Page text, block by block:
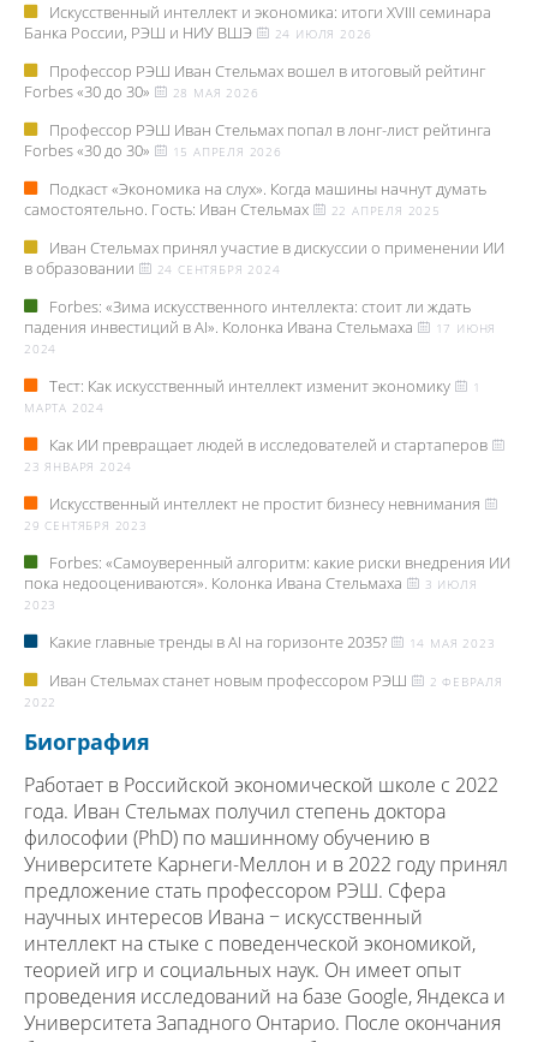
Искусственный интеллект и экономика: итоги XVIII семинара
Банка России, РЭШ и НИУ ВШЭ
24 ИЮЛЯ 2026
Профессор РЭШ Иван Стельмах вошел в итоговый рейтинг
Forbes «30 до 30»
28 МАЯ 2026
Профессор РЭШ Иван Стельмах попал в лонг-лист рейтинга
Forbes «30 до 30»
15 АПРЕЛЯ 2026
Подкаст «Экономика на слух». Когда машины начнут думать
самостоятельно. Гость: Иван Стельмах
22 АПРЕЛЯ 2025
Иван Стельмах принял участие в дискуссии о применении ИИ
в образовании
24 СЕНТЯБРЯ 2024
Forbes: «Зима искусственного интеллекта: стоит ли ждать
падения инвестиций в AI». Колонка Ивана Стельмаха
17 ИЮНЯ
2024
Тест: Как искусственный интеллект изменит экономику
1
МАРТА 2024
Как ИИ превращает людей в исследователей и стартаперов
23 ЯНВАРЯ 2024
Искусственный интеллект не простит бизнесу невнимания
29 СЕНТЯБРЯ 2023
Forbes: «Самоуверенный алгоритм: какие риски внедрения ИИ
пока недооцениваются». Колонка Ивана Стельмаха
3 ИЮЛЯ
2023
Какие главные тренды в AI на горизонте 2035? 14 МАЯ 2023
Иван Стельмах станет новым профессором РЭШ
2 ФЕВРАЛЯ
2022
Биография
Работает в Российской экономической школе с 2022
года. Иван Стельмах получил степень доктора
философии (PhD) по машинному обучению в
Университете Карнеги-Меллон и в 2022 году принял
предложение стать профессором РЭШ. Сфера
научных интересов Ивана − искусственный
интеллект на стыке с поведенческой экономикой,
теорией игр и социальных наук. Он имеет опыт
проведения исследований на базе Google, Яндекса и
Университета Западного Онтарио. После окончания